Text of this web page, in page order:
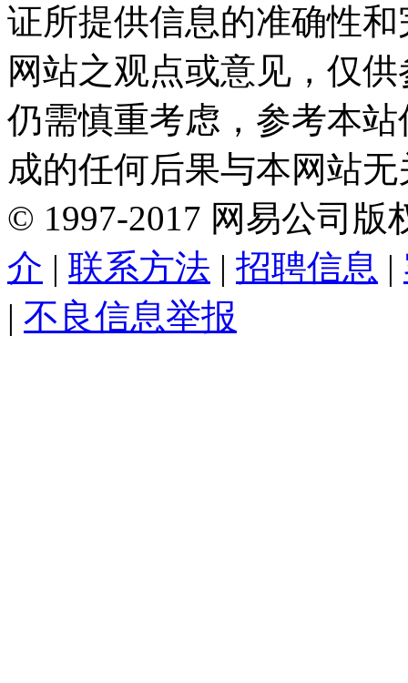
证所提供信息的准确性
网站之观点或意见，仅
仍需慎重考虑，参考本
成的任何后果与本网站
© 1997-2017 网易公司版
介 | 联系方法 | 招聘信息 |
| 不良信息举报